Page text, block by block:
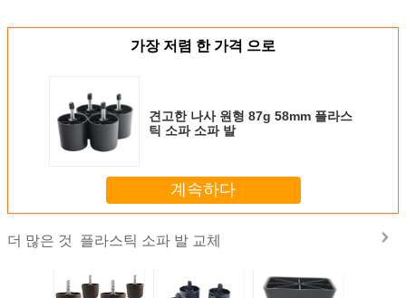
가장 저렴 한 가격 으로
견고한 나사 원형 87g 58mm 플라스
틱 소파 소파 발
계속하다
더 많은 것 플라스틱 소파 발 교체